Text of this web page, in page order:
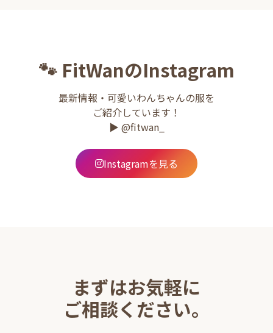
🐾 FitWanのInstagram
最新情報・可愛いわんちゃんの服を
ご紹介しています！
▶︎ @fitwan_
Instagramを見る
まずはお気軽に
ご相談ください。